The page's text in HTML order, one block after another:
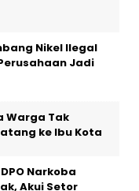
Nikel Ilegal
Jadi
Warga Tak
ke Ibu Kota
Narkoba
Akui Setor